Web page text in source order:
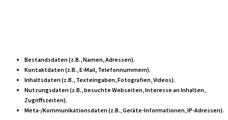
Bestandsdaten (z.B., Namen, Adressen).
Kontaktdaten (z.B., E-Mail, Telefonnummern).
Inhaltsdaten (z.B., Texteingaben, Fotografien, Videos).
Nutzungsdaten (z.B., besuchte Webseiten, Interesse an Inhalten,
Zugriffszeiten).
Meta-/Kommunikationsdaten (z.B., Geräte-Informationen, IP-Adressen).